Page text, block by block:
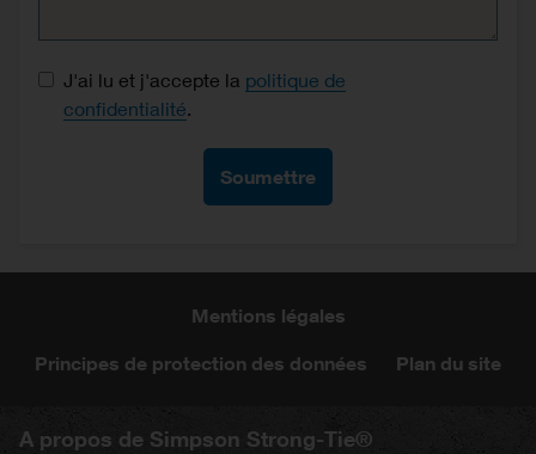
Consentement à la protection des données
J'ai lu et j'accepte la politique de
confidentialité.
Mentions légales
Principes de protection des données Plan du site
A propos de Simpson Strong-Tie®